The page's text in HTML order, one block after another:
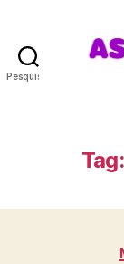
Pesquisar
Tag: